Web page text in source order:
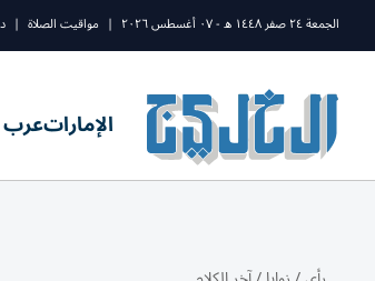
الجمعة ٢٤ صفر ١٤٤٨ ه - ٠٧ أغسطس ٢٠٢٦ | مواقيت الصلاة |
الإماراتعرب